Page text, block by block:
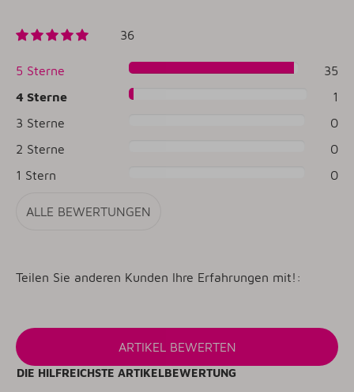
36
5 Sterne
35
4 Sterne
1
3 Sterne
0
2 Sterne
0
1 Stern
0
ALLE BEWERTUNGEN
Teilen Sie anderen Kunden Ihre Erfahrungen mit!:
DIE HILFREICHSTE ARTIKELBEWERTUNG